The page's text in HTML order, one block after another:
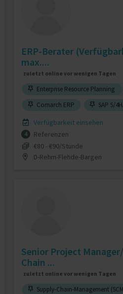
ERP-Berater
max....
zuletzt online vor wenigen Tagen
Enterprise Resource Planning
Comarch ERP
SAP S/
Verfügbarkeit einsehen
4
Referenzen
€80 - €90/Stunde
D-Rehm-Flehde-Bargen
Senior Project
Chain ...
zuletzt online vor wenigen Tagen
Supply-Chain-Management